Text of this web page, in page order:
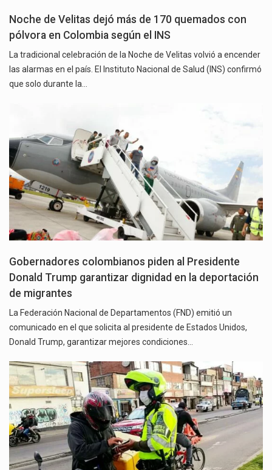
Noche de Velitas dejó más de 170 quemados con
pólvora en Colombia según el INS
La tradicional celebración de la Noche de Velitas volvió a encender
las alarmas en el país. El Instituto Nacional de Salud (INS) confirmó
que solo durante la…
Gobernadores colombianos piden al Presidente
Donald Trump garantizar dignidad en la deportación
de migrantes
La Federación Nacional de Departamentos (FND) emitió un
comunicado en el que solicita al presidente de Estados Unidos,
Donald Trump, garantizar mejores condiciones…